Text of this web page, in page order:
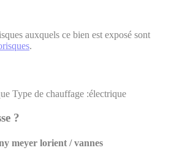
auxquels ce bien est exposé sont
.
Type de chauffage :électrique
?
meyer lorient / vannes